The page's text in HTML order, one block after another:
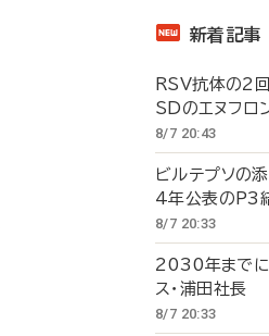
新着記事
RSV抗体の2
SDのエヌフロ
8/7 20:43
ビルテプソ
4年公表のP3
8/7 20:33
2030年まで
ス・浦田社長
8/7 20:33